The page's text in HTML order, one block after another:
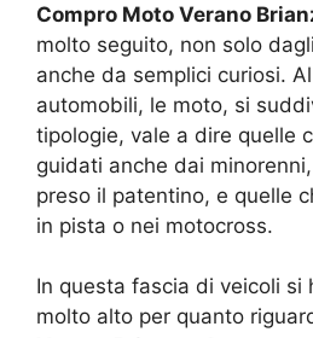
Compro Moto Verano
molto seguito, non solo
anche da semplici curiosi.
automobili, le moto, si
tipologie, vale a dire quelle
guidati anche dai
preso il patentino, e quelle
in pista o nei motocross.
In questa fascia di veicoli si
molto alto per quanto